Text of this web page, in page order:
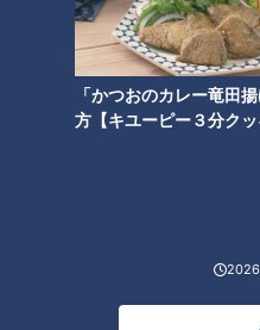
「かつおのカレー竜田
方【キユーピー３分クッ
肉厚！干物を選んで食べる大人
気店/亡きマスターの味を守る
超人気ナポリタン！【愛されフ